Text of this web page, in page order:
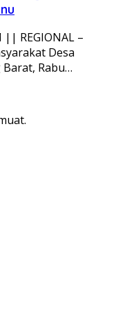
|| REGIONAL –
Desa
Rabu…